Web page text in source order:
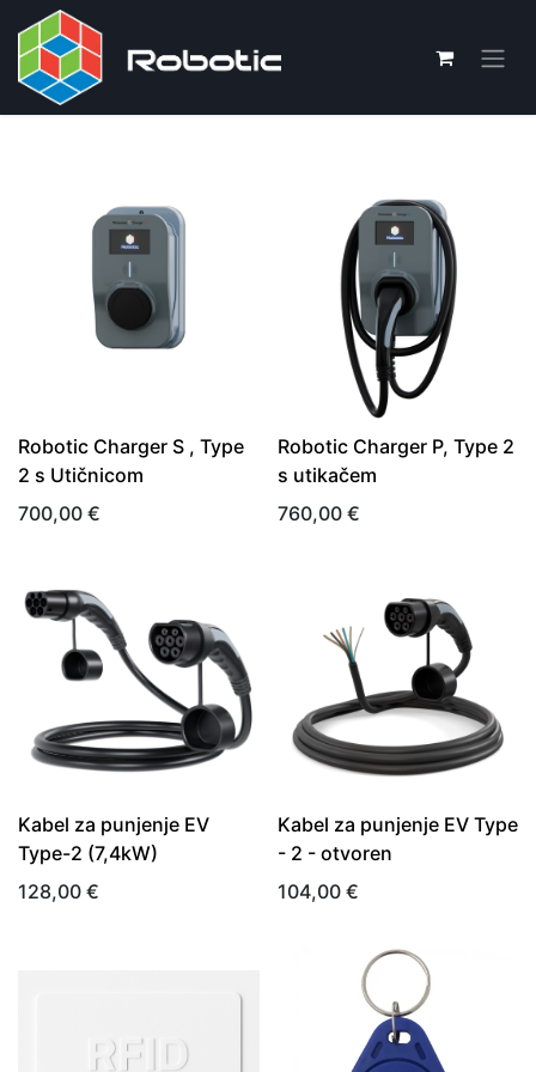
Robotic Charger S , Type
2 s Utičnicom
700,00 €
Robotic Charger P, Type 2
s utikačem
760,00€
Kabel za punjenje EV
Type-2 (7,4kW)
128,00 €
Kabel za punjenje EV Type
- 2 - otvoren
104,00€